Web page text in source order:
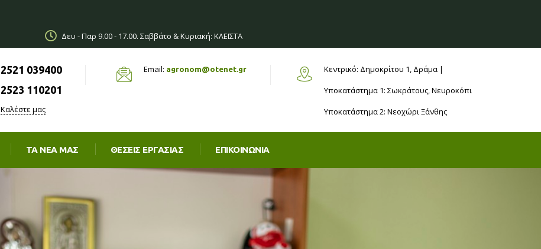
Δευ - Παρ 9.00 - 17.00. Σαββάτο & Κυριακή: ΚΛΕΙΣΤΑ
Κεντρικό: Δημοκρίτου 1, Δράμα |
Υποκατάστημα 1: Σωκράτους,Νευροκόπι
Υποκατάστημα 2: ΝεοχώριΞάνθης
Email: agronom@otenet.gr
2521 039400
2523 110201
Καλέστε μας
ΤΑ ΝΈΑ ΜΑΣ ΘΈΣΕΙΣ ΕΡΓΑΣΊΑΣ ΕΠΙΚΟΙΝΩΝΙΑ